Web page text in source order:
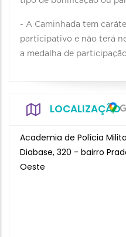
- A Caminhada tem
participativo e não terá
a medalha de
LOCALIZAÇÃO
Academia de Polícia
Diabase, 320 - bairro
Oeste